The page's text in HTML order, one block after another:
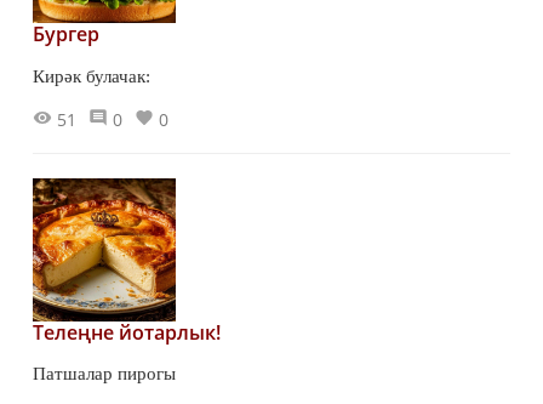
Бургер
Кирәк булачак:
51 0 0
Телеңне йотарлык!
Патшалар пирогы